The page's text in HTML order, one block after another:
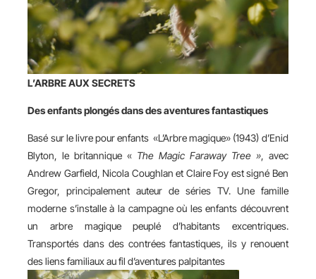
L’ARBRE AUX SECRETS
Des enfants plongés dans des aventures fantastiques
Basé sur le livre pour enfants «L’Arbre magique» (1943) d’Enid
Blyton, le britannique « The Magic Faraway Tree », avec
Andrew Garfield, Nicola Coughlan et Claire Foy est signé Ben
Gregor, principalement auteur de séries TV. Une famille
moderne s’installe à la campagne où les enfants découvrent
un arbre magique peuplé d’habitants excentriques.
Transportés dans des contrées fantastiques, ils y renouent
des liens familiaux au fil d’aventures palpitantes